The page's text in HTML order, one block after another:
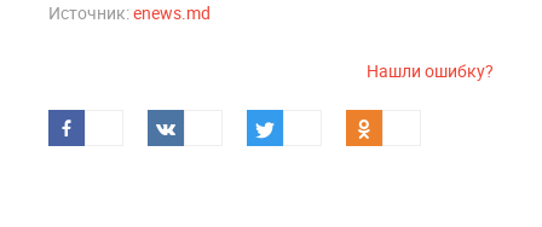
Источник:enews.md
Нашли ошибку?